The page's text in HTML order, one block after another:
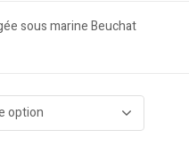
sous marine Beuchat